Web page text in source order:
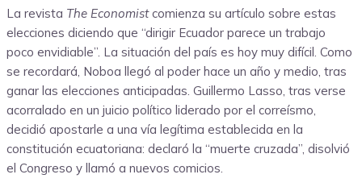
La revista The Economistcomienza su artículo sobre estas
elecciones diciendo que “dirigir Ecuador parece un trabajo
poco envidiable”. La situación del país es hoy muy difícil. Como
se recordará, Noboa llegó al poder hace un año y medio, tras
ganar las elecciones anticipadas. Guillermo Lasso, tras verse
acorralado en un juicio político liderado por el correísmo,
decidió apostarle a una vía legítima establecida en la
constitución ecuatoriana: declaró la “muerte cruzada”, disolvió
el Congreso y llamó a nuevos comicios.